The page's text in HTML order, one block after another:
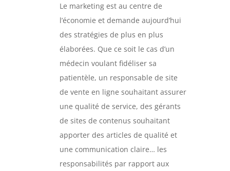
Le marketing est au centre de
l’économie et demande aujourd’hui
des stratégies de plus en plus
élaborées. Que ce soit le cas d’un
médecin voulant fidéliser sa
patientèle, un responsable de site
de vente en ligne souhaitant assurer
une qualité de service, des gérants
de sites de contenus souhaitant
apporter des articles de qualité et
une communication claire… les
responsabilités par rapport aux